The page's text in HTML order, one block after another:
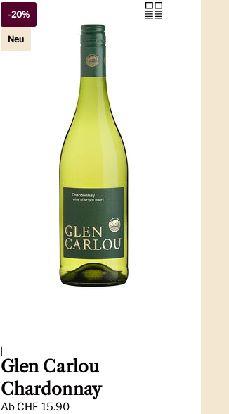
Glen Carlou
Chardonnay
Ab CHF 15.90
-20%
Neu